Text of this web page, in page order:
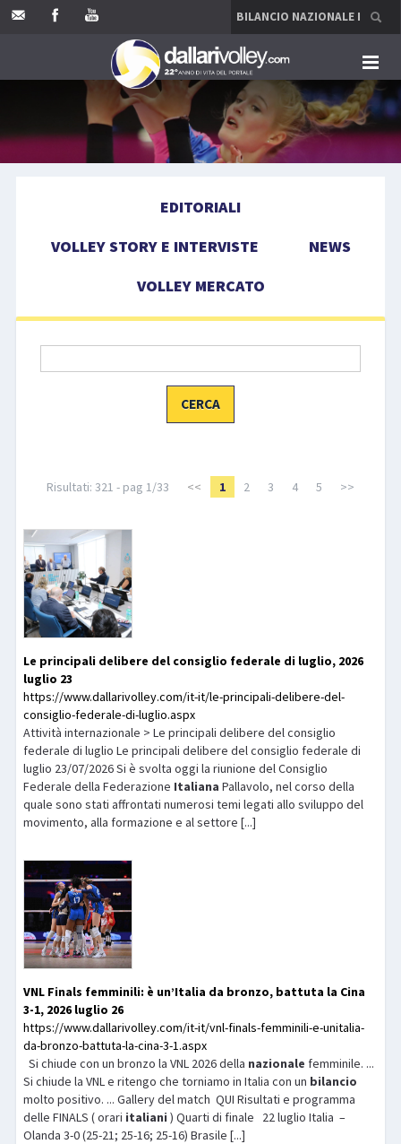
HOME
COMPETIZIONI
EVENTI
EDITORIALI
VOLLEY STORY E INTERVISTE
NEWS
VOLLEY MERCATO
Risultati: 321 - pag 1/33 << 1 2 3 4 5 >>
Le principali delibere del consiglio federale di luglio, 2026
luglio 23
https://www.dallarivolley.com/it-it/le-principali-delibere-del-
consiglio-federale-di-luglio.aspx
Attività internazionale > Le principali delibere del consiglio
federale di luglio Le principali delibere del consiglio federale di
luglio 23/07/2026 Si è svolta oggi la riunione del Consiglio
Federale della Federazione Italiana Pallavolo, nel corso della
quale sono stati affrontati numerosi temi legati allo sviluppo del
movimento, alla formazione e al settore [...]
VNL Finals femminili: è un’Italia da bronzo, battuta la Cina
3-1, 2026 luglio 26
https://www.dallarivolley.com/it-it/vnl-finals-femminili-e-unitalia-
da-bronzo-battuta-la-cina-3-1.aspx
Si chiude con un bronzo la VNL 2026 della nazionale femminile. ...
Si chiude la VNL e ritengo che torniamo in Italia con un bilancio
molto positivo. ... Gallery del match QUI Risultati e programma
delle FINALS ( orari italiani ) Quarti di finale 22 luglio Italia –
Olanda 3-0 (25-21; 25-16; 25-16) Brasile [...]